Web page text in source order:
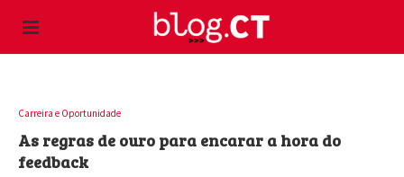
Carreira e Oportunidade
As regras de ouro para encarar a hora do
feedback